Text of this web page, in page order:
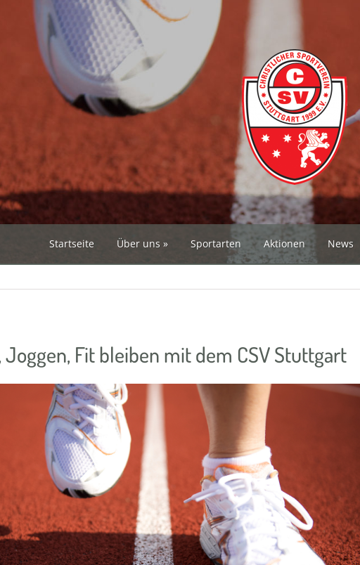
Startseite Über uns Sportarten Aktionen News
Joggen, Fit bleiben mit dem CSV Stuttgart